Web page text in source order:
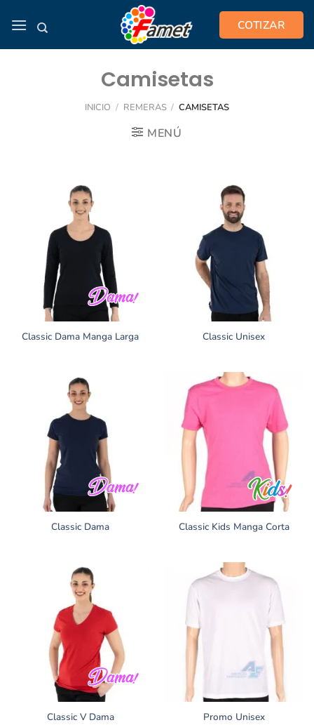
COTIZAR
Camisetas
INICIO / REMERAS / CAMISETAS
MENÚ
Classic Dama Manga Larga Classic Unisex
Classic Dama Classic Kids Manga Corta
Classic V Dama Promo Unisex